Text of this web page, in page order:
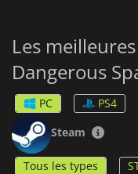
Les
Dangerous
PC PS4
Steam
Tous les types